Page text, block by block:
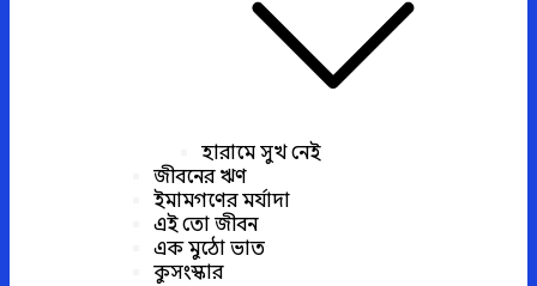
হারামে সুখ নেই
জীবনের ঋণ
ইমামগণের মর্যাদা
এই তো জীবন
এক মুঠো ভাত
কুসংস্কার